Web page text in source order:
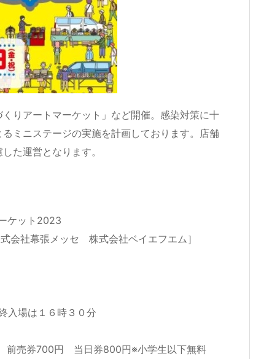
りアートマーケット」など開催。感染対策に十
ミニステージの実施を計画しております。店舗
た運営となります。
ケット2023
会社幕張メッセ 株式会社ベイエフエム］
入場は１６時３０分
前売券700円 当日券800円※小学生以下無料